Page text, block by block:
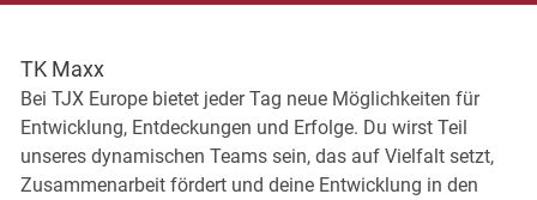
TK Maxx
Bei TJX Europe bietet jeder Tag neue Möglichkeiten für
Entwicklung, Entdeckungen und Erfolge. Du wirst Teil
unseres dynamischen Teams sein, das auf Vielfalt setzt,
Zusammenarbeit fördert und deine Entwicklung in den